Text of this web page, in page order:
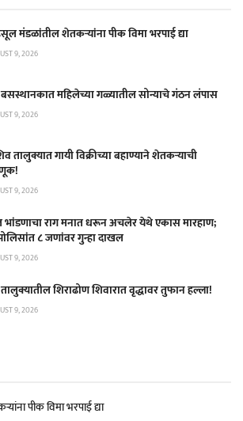
मंडळांतील शेतकऱ्यांना पीक विमा भरपाई द्या
9, 2026
महिलेच्या गळ्यातील सोन्याचे गंठन लंपास
9, 2026
तालुक्यात गायी विक्रीच्या बहाण्याने शेतकऱ्याची
9, 2026
भांडणाचा राग मनात धरून अचलेर येथे एकास मारहाण;
८ जणांवर गुन्हा दाखल
9, 2026
शिराढोण शिवारात वृद्धावर तुफान हल्ला!
9, 2026
पीक विमा भरपाई द्या